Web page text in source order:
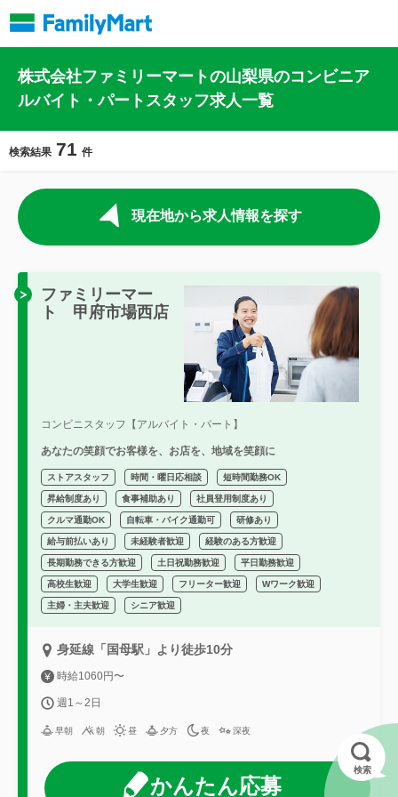
株式会社ファミリーマートの山梨県のコンビニア
ルバイト・パートスタッフ求人一覧
検索結果 71 件
現在地から求人情報を探す
ファミリーマー
ト 甲府市場西店
コンビニスタッフ【アルバイト・パート】
あなたの笑顔でお客様を、お店を、地域を笑顔に
ストアスタッフ 時間・曜日応相談 短時間勤務OK
昇給制度あり 食事補助あり 社員登用制度あり
クルマ通勤OK 自転車・バイク通勤可 研修あり
給与前払いあり 未経験者歓迎 経験のある方歓迎
長期勤務できる方歓迎 土日祝勤務歓迎 平日勤務歓迎
高校生歓迎 大学生歓迎 フリーター歓迎 Wワーク歓迎
主婦・主夫歓迎 シニア歓迎
身延線「国母駅」より徒歩10分
時給1060円〜
週1～2日
早朝 朝 昼 夕方 夜 深夜
かんたん応募
検索